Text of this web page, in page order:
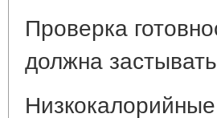
Проверка
должна